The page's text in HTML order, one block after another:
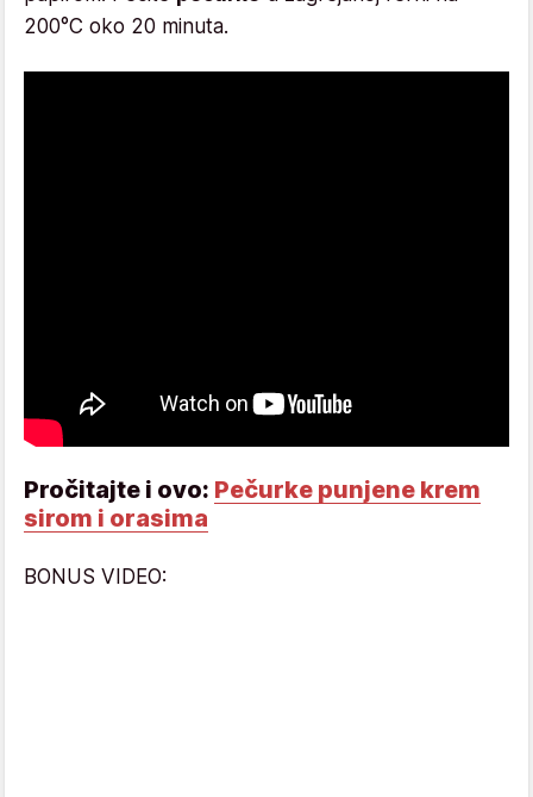
200°C oko 20 minuta.
Pročitajte i ovo: Pečurke punjene krem
sirom i orasima
BONUS VIDEO: